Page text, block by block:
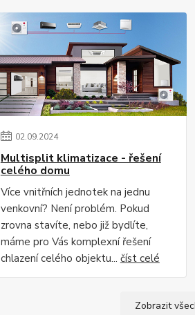
02.09.2024
Multisplit klimatizace - řešení
celého domu
Více vnitřních jednotek na jednu
venkovní? Není problém. Pokud
zrovna stavíte, nebo již bydlíte,
máme pro Vás komplexní řešení
chlazení celého objektu... číst celé
Zobrazit